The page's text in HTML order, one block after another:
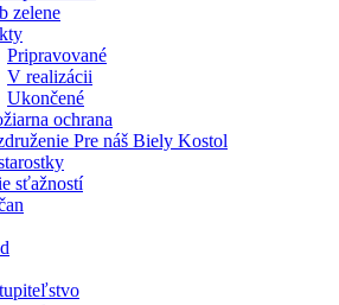
zelene
Pripravované
V realizácii
Ukončené
ochrana
Pre náš Biely Kostol
sťažností